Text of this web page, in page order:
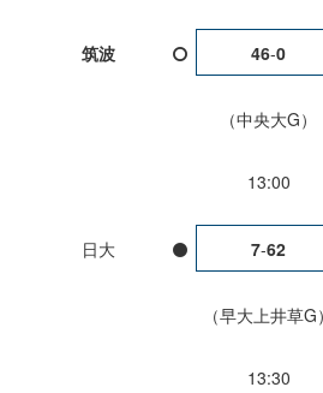
筑波 46-0
中央大G
13:00
日大 7-62
早大上井草G
13:30